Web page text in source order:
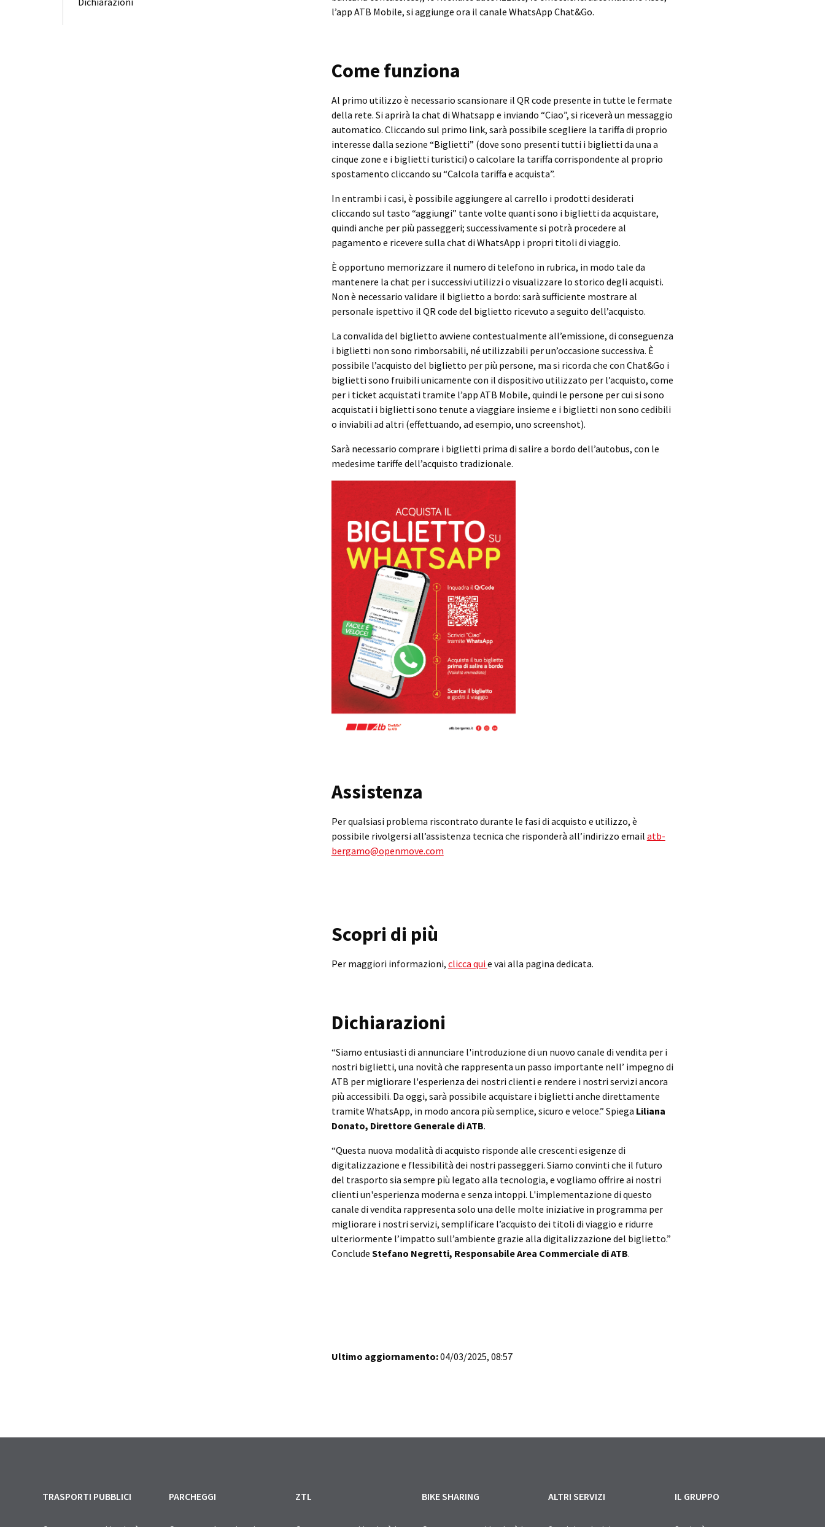
l’app ATB Mobile, si aggiunge ora il canale WhatsApp Chat&Go.
Come funziona
Al primo utilizzo è necessario scansionare il QR code presente in tutte le fermate
della rete. Si aprirà la chat di Whatsapp e inviando “Ciao”, si riceverà un messaggio
automatico. Cliccando sul primo link, sarà possibile scegliere la tariffa di proprio
interesse dalla sezione “Biglietti” (dove sono presenti tutti i biglietti da una a
cinque zone e i biglietti turistici) o calcolare la tariffa corrispondente al proprio
spostamento cliccando su “Calcola tariffa e acquista”.
In entrambi i casi, è possibile aggiungere al carrello i prodotti desiderati
cliccando sul tasto “aggiungi” tante volte quanti sono i biglietti da acquistare,
quindi anche per più passeggeri; successivamente si potrà procedere al
pagamento e ricevere sulla chat di WhatsApp i propri titoli di viaggio.
È opportuno memorizzare il numero di telefono in rubrica, in modo tale da
mantenere la chat per i successivi utilizzi o visualizzare lo storico degli acquisti.
Non è necessario validare il biglietto a bordo: sarà sufficiente mostrare al
personale ispettivo il QR code del biglietto ricevuto a seguito dell’acquisto.
La convalida del biglietto avviene contestualmente all’emissione, di conseguenza
i biglietti non sono rimborsabili, né utilizzabili per un’occasione successiva. È
possibile l’acquisto del biglietto per più persone, ma si ricorda che con Chat&Go i
biglietti sono fruibili unicamente con il dispositivo utilizzato per l’acquisto, come
per i ticket acquistati tramite l’app ATB Mobile, quindi le persone per cui si sono
acquistati i biglietti sono tenute a viaggiare insieme e i biglietti non sono cedibili
o inviabili ad altri (effettuando, ad esempio, uno screenshot).
Sarà necessario comprare i biglietti prima di salire a bordo dell’autobus, con le
medesime tariffe dell’acquisto tradizionale.
Assistenza
Per qualsiasi problema riscontrato durante le fasi di acquisto e utilizzo, è
possibile rivolgersi all’assistenza tecnica che risponderà all’indirizzo email atb-
bergamo@openmove.com
Scopri di più
Per maggiori informazioni, clicca quie vai alla pagina dedicata.
Dichiarazioni
“Siamo entusiasti di annunciare l'introduzione di un nuovo canale di vendita per i
nostri biglietti, una novità che rappresenta un passo importante nell’ impegno di
ATB per migliorare l'esperienza dei nostri clienti e rendere i nostri servizi ancora
più accessibili. Da oggi, sarà possibile acquistare i biglietti anche direttamente
tramite WhatsApp, in modo ancora più semplice, sicuro e veloce.” Spiega Liliana
Donato, Direttore Generale di ATB.
“Questa nuova modalità di acquisto risponde alle crescenti esigenze di
digitalizzazione e flessibilità dei nostri passeggeri. Siamo convinti che il futuro
del trasporto sia sempre più legato alla tecnologia, e vogliamo offrire ai nostri
clienti un'esperienza moderna e senza intoppi. L'implementazione di questo
canale di vendita rappresenta solo una delle molte iniziative in programma per
migliorare i nostri servizi, semplificare l’acquisto dei titoli di viaggio e ridurre
ulteriormente l’impatto sull’ambiente grazie alla digitalizzazione del biglietto.”
Conclude Stefano Negretti, Responsabile Area Commerciale di ATB.
Ultimo aggiornamento:04/03/2025, 08:57
TRASPORTI PUBBLICI PARCHEGGI ZTL BIKE SHARING ALTRI SERVIZI IL GRUPPO